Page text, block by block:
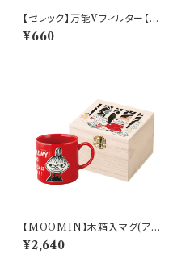
【セレック】万能Vフィルター【C-
V-2WM】
¥660
【MOOMIN】木箱入マグ(アイ
ムリトルミイ)【MM16000】M
M16001-11H
¥2,640